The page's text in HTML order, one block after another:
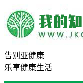
告别亚健康
乐享健康生活